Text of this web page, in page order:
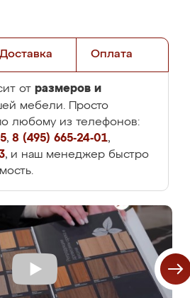
Доставка Оплата
от размеров и
мебели. Просто
любому из телефонов:
, 8 (495) 665-24-01,
, и наш менеджер быстро